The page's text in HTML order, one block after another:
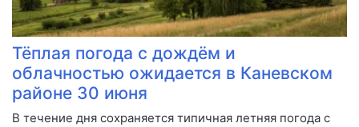
Тёплая погода с дождём и
облачностью ожидается в Каневском
районе 30 июня
В течение дня сохраняется типичная летняя погода с